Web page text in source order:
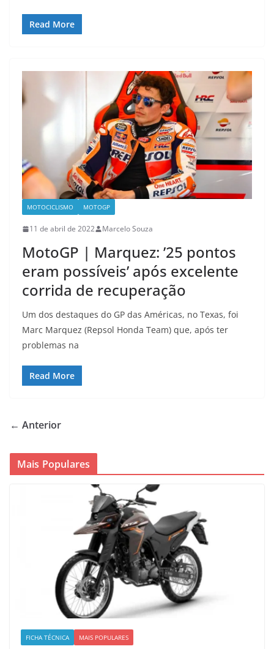
Read More
MOTOCICLISMO MOTOGP
11 de abril de 2022 Marcelo Souza
MotoGP | Marquez: ’25 pontos
eram possíveis’ após excelente
corrida de recuperação
Um dos destaques do GP das Américas, no Texas, foi
Marc Marquez (Repsol Honda Team) que, após ter
problemas na
Read More
← Anterior
Mais Populares
FICHA TÉCNICA MAIS POPULARES